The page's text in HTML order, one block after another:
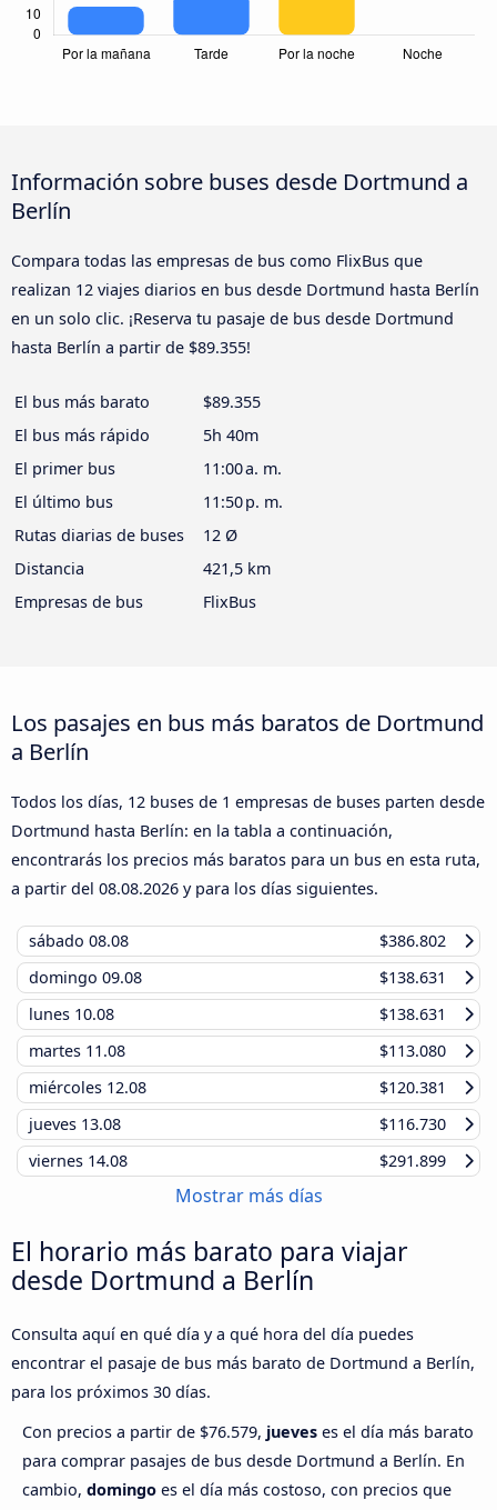
Información sobre buses desde Dortmund a
Berlín
Compara todas las empresas de bus como FlixBus que
realizan 12 viajes diarios en bus desde Dortmund hasta Berlín
en un solo clic. ¡Reserva tu pasaje de bus desde Dortmund
hasta Berlín a partir de $89.355!
El bus más barato
$89.355
El bus más rápido
5h 40m
El primer bus
11:00 a. m.
El último bus
11:50 p. m.
Rutas diarias de buses
12 Ø
Distancia
421,5 km
Empresas de bus
FlixBus
Los pasajes en bus más baratos de Dortmund
a Berlín
Todos los días, 12 buses de 1 empresas de buses parten desde
Dortmund hasta Berlín: en la tabla a continuación,
encontrarás los precios más baratos para un bus en esta ruta,
a partir del 08.08.2026 y para los días siguientes.
sábado 08.08
$386.802
domingo 09.08
$138.631
lunes 10.08
$138.631
martes 11.08
$113.080
miércoles 12.08
$120.381
jueves 13.08
$116.730
viernes 14.08 $291.899
Mostrar más días
El horario más barato para viajar
desde Dortmund a Berlín
Consulta aquí en qué día y a qué hora del día puedes
encontrar el pasaje de bus más barato de Dortmund a Berlín,
para los próximos 30 días.
Con precios a partir de $76.579, jueves es el día más barato
para comprar pasajes de bus desde Dortmund a Berlín. En
cambio, domingo es el día más costoso, con precios que